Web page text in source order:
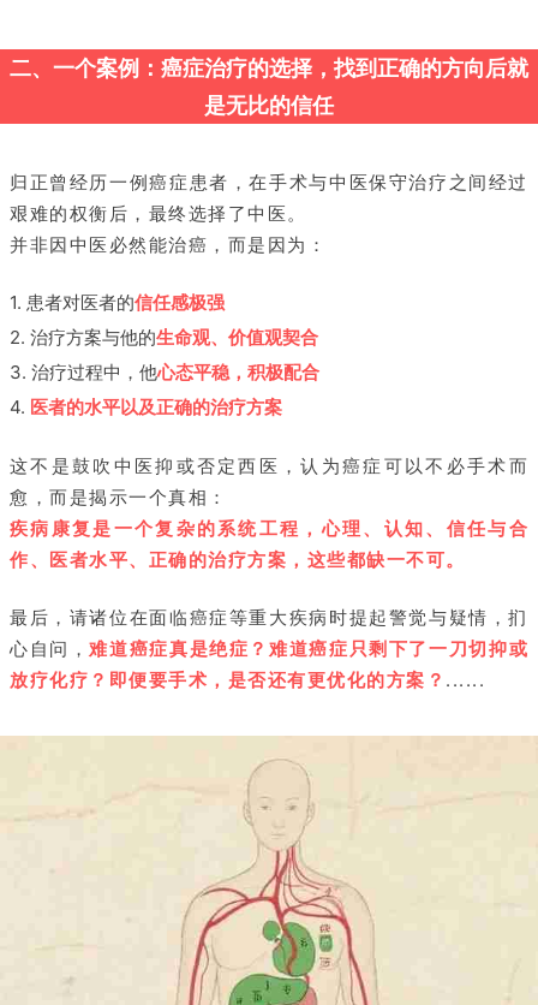
二、一个案例：癌症治疗的选择，找到正确的方向后就
是无比的信任
归正曾经历一例癌症患者，在手术与中医保守治疗之间经过
艰难的权衡后，最终选择了中医。
并非因中医必然能治癌，而是因为：
1. 患者对医者的信任感极强
2. 治疗方案与他的生命观、价值观契合
3. 治疗过程中，他心态平稳，积极配合
4. 医者的水平以及正确的治疗方案
这不是鼓吹中医抑或否定西医，认为癌症可以不必手术而
愈，而是揭示一个真相：
疾病康复是一个复杂的系统工程，心理、认知、信任与合
作、医者水平、正确的治疗方案，这些都缺一不可。
最后，请诸位在面临癌症等重大疾病时提起警觉与疑情，扪
心自问，难道癌症真是绝症？难道癌症只剩下了一刀切抑或
放疗化疗？即便要手术，是否还有更优化的方案？ ......